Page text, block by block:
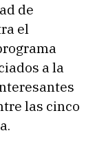
de
el
a la
las cinco